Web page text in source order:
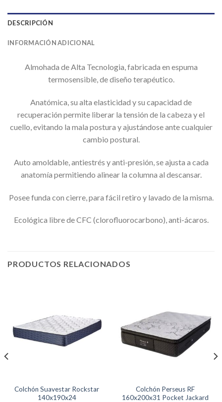
DESCRIPCIÓN
INFORMACIÓN ADICIONAL
Almohada de Alta Tecnologia, fabricada en espuma
termosensible, de diseño terapéutico.
Anatómica, su alta elasticidad y su capacidad de
recuperación permite liberar la tensión de la cabeza y el
cuello, evitando la mala postura y ajustándose ante cualquier
cambio postural.
Auto amoldable, antiestrés y anti-presión, se ajusta a cada
anatomía permitiendo alinear la columna al descansar.
Posee funda con cierre, para fácil retiro y lavado de la misma.
Ecológica libre de CFC (clorofluorocarbono), anti-ácaros.
PRODUCTOS RELACIONADOS
Colchón Suavestar Rockstar
140x190x24
Colchón Perseus RF
160x200x31 Pocket Jackard